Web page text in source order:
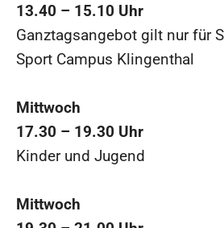
13.40 – 15.10 Uhr
Ganztagsangebot gilt nur für
Sport Campus Klingenthal
Mittwoch
17.30 – 19.30 Uhr
Kinder und Jugend
Mittwoch